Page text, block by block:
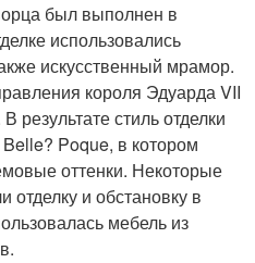
был выполнен в
использовались
искусственный мрамор.
короля Эдуарда VII
результате стиль отделки
Poque, в котором
оттенки. Некоторые
и обстановку в
мебель из